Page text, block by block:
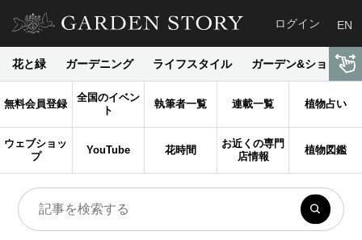
ログイン EN
花と緑 ガーデニング ライフスタイル ガーデン&ショップ
無料会員登録
全国のイベン
ト
執筆者一覧 連載一覧 植物占い
ウェブショッ
プ
YouTube 花時間
お近くの専門
店情報
植物図鑑